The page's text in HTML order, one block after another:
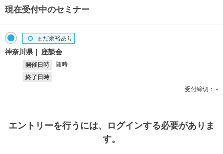
現在受付中のセミナー
神奈川県 座談会
開催日時
随時
終了日時
まだ余裕あり
受付締切： -
エントリーを行うには、ログインする必要がありま
す。